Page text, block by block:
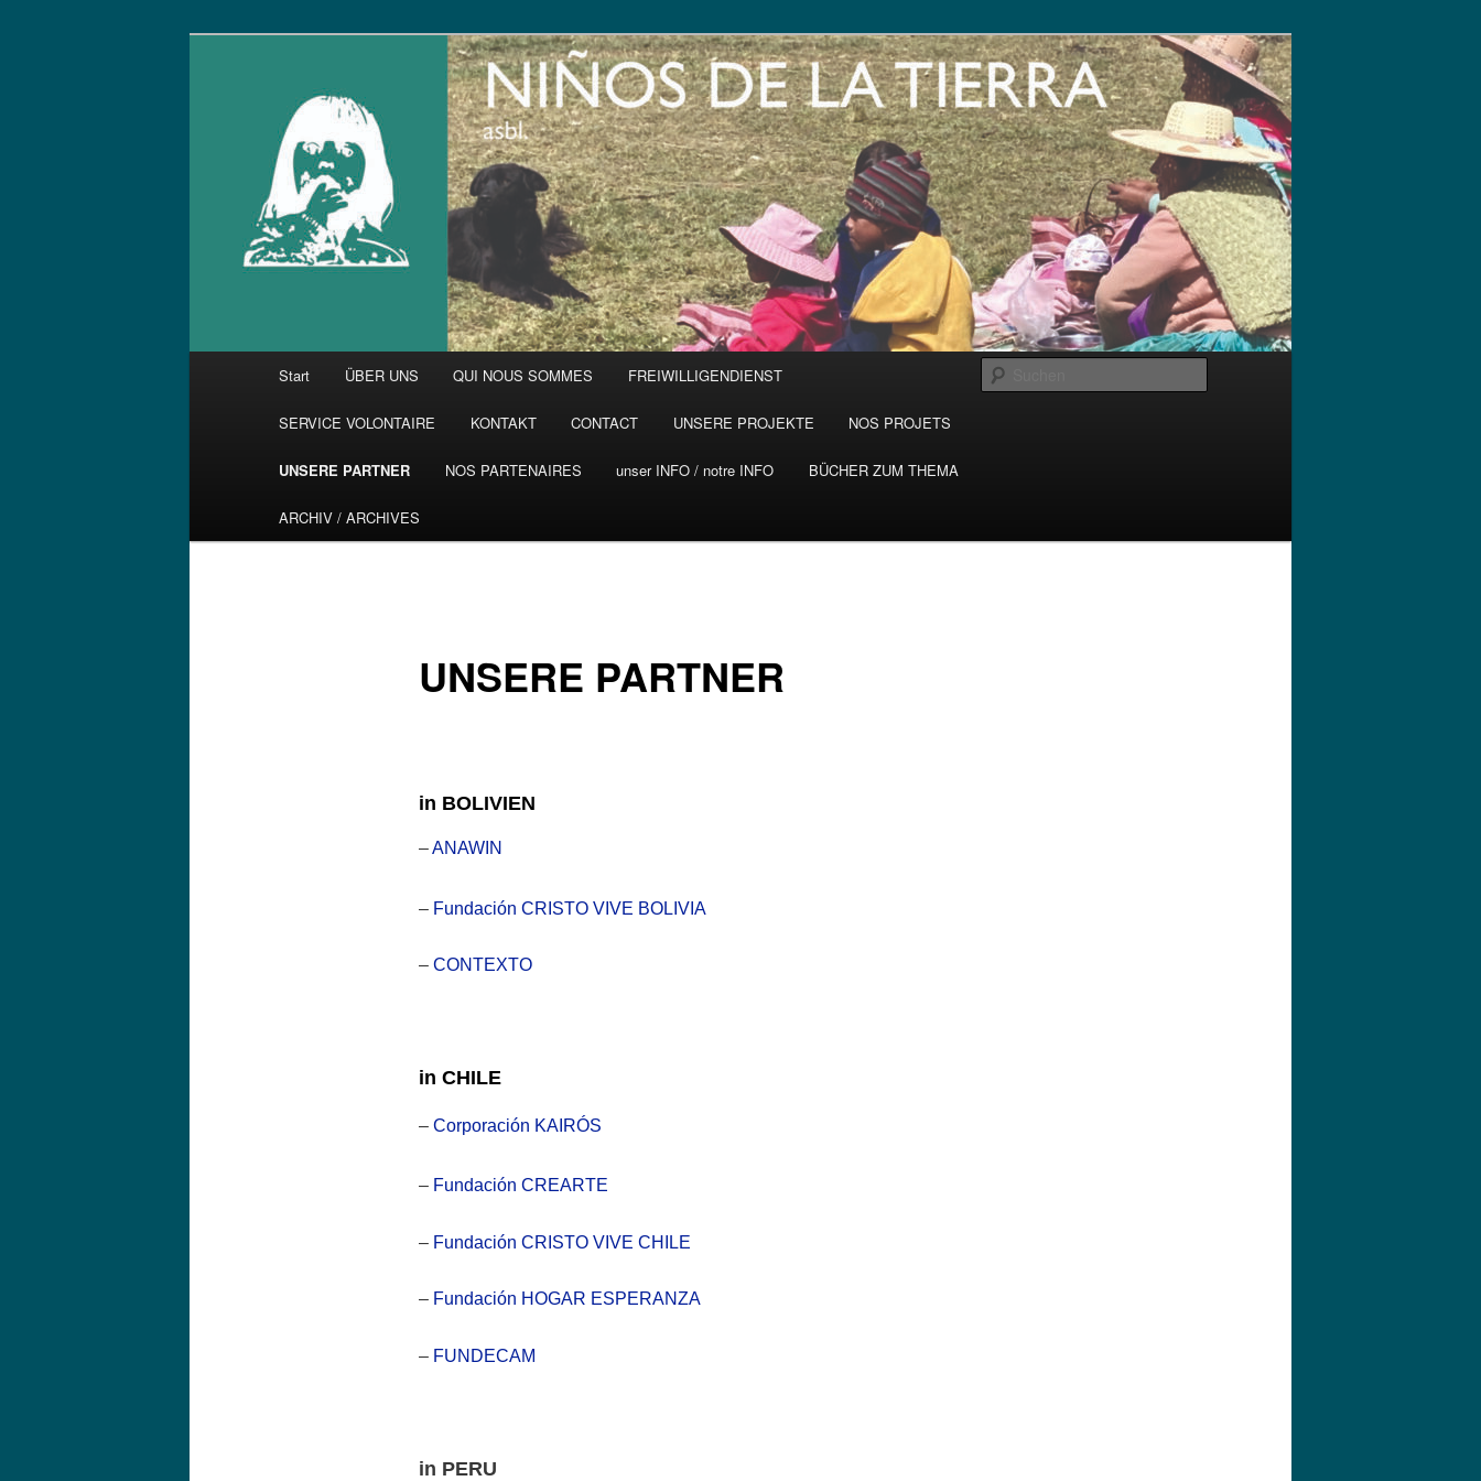
Start ÜBER UNS QUI NOUS SOMMES FREIWILLIGENDIENST
SERVICE VOLONTAIRE KONTAKT CONTACT UNSERE PROJEKTE NOS PROJETS
UNSERE PARTNER NOS PARTENAIRES unser INFO / notre INFO BÜCHER ZUM THEMA
ARCHIV / ARCHIVES
UNSERE PARTNER
in BOLIVIEN
–ANAWIN
– Fundación CRISTO VIVE BOLIVIA
– CONTEXTO
in CHILE
– Corporación KAIRÓS
– Fundación CREARTE
– Fundación CRISTO VIVE CHILE
– Fundación HOGAR ESPERANZA
– FUNDECAM
in PERU